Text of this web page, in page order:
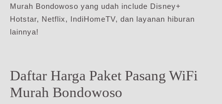
Murah Bondowoso yang udah include Disney+
Hotstar, Netflix, IndiHomeTV, dan layanan hiburan
lainnya!
Daftar Harga Paket Pasang WiFi
Murah Bondowoso